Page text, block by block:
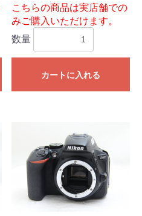
こちらの商品は実店舗での
みご購入いただけます。
数量
カートに入れる